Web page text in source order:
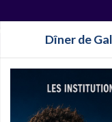
Dîner de